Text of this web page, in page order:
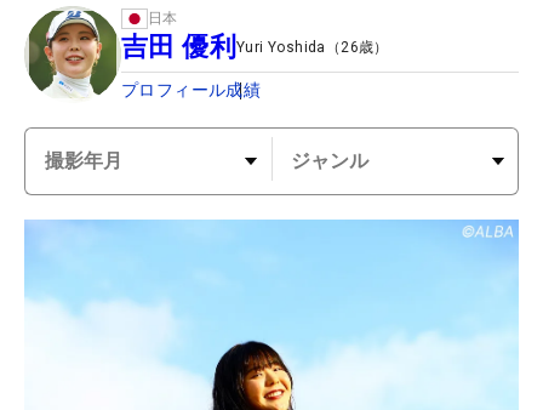
日本
吉田 優利 Yuri Yoshida （ 26歳）
プロフィール成績